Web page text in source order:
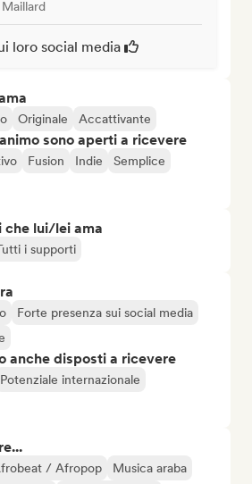
loro social media
Originale Accattivante
sono aperti a ricevere
Fusion Indie
Semplice
lui/lei ama
i supporti
Forte presenza sui social media
anche disposti a ricevere
Potenziale internazionale
/ Afropop Musica araba